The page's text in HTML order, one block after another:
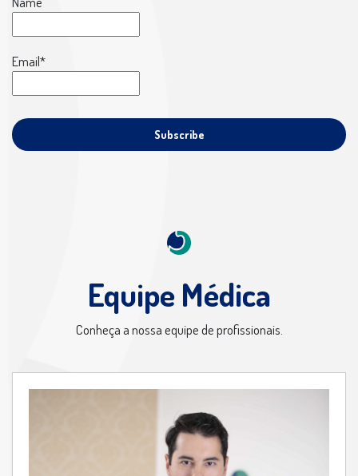
Email*
Equipe Médica
Conheça a nossa equipe de profissionais.